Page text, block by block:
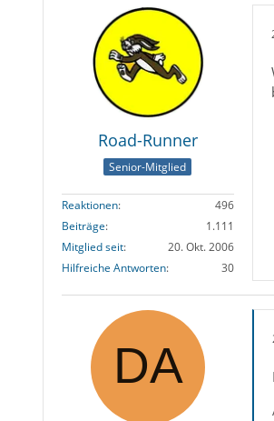
Road-Runner
Senior-Mitglied
Reaktionen
496
Beiträge
1.111
Mitglied seit
20. Okt. 2006
Hilfreiche Antworten
30